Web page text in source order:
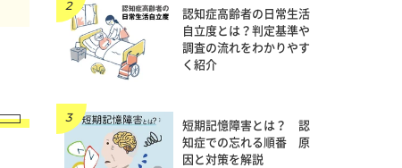
認知症高齢者の日常生活
自立度とは？判定基準や
調査の流れをわかりやす
く紹介
短期記憶障害とは？ 認
知症での忘れる順番 原
因と対策を解説